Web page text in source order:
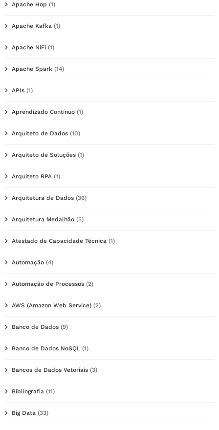
Apache Hop (1)
Apache Kafka (1)
Apache NiFi (1)
Apache Spark (14)
APIs (1)
Aprendizado Contínuo (1)
Arquiteto de Dados (10)
Arquiteto de Soluções (1)
Arquiteto RPA (1)
Arquitetura de Dados (36)
Arquitetura Medalhão (5)
Atestado de Capacidade Técnica (1)
Automação (4)
Automação de Processos (2)
AWS (Amazon Web Service) (2)
Banco de Dados (9)
Banco de Dados NoSQL (1)
Bancos de Dados Vetoriais (3)
Bibliografia (11)
Big Data (33)